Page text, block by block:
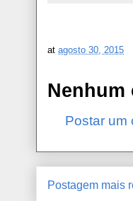
at agosto 30, 2015
Nenhum
Postar um
Postagem mais